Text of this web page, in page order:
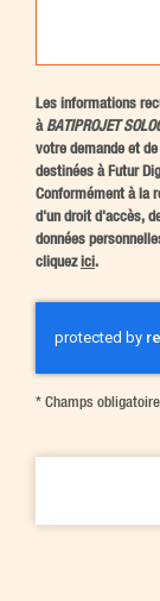
Les informations
àBATIPROJET
votre demande et
destinées à Futur
Conformément à la
d'un droit d'accès,
données
cliquez ici.
* Champs